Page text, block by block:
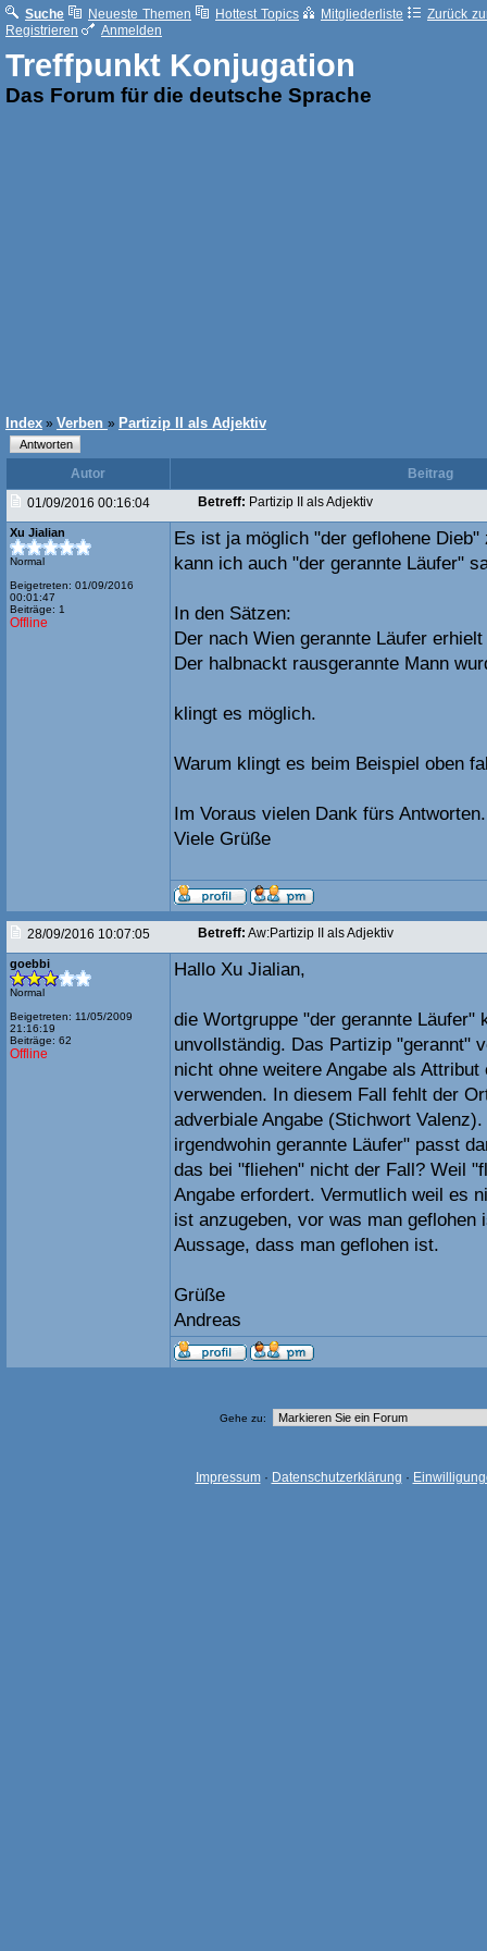
Suche Neueste Themen Hottest Topics Mitgliederliste
Zurück
Registrieren
Anmelden
Treffpunkt Konjugation
Das Forum für die deutsche Sprache
Index » Verben » Partizip II als Adjektiv
Autor
Beitrag
01/09/2016 00:16:04
Betreff: Partizip II als Adjektiv
Xu Jialian
Normal
Beigetreten: 01/09/2016
00:01:47
Beiträge: 1
Offline
Es ist ja möglich "der geflohene Dieb"
kann ich auch "der gerannte Läufer"
In den Sätzen:
Der nach Wien gerannte Läufer
Der halbnackt rausgerannte Mann
klingt es möglich.
Warum klingt es beim Beispiel oben
Im Voraus vielen Dank fürs Antworten.
Viele Grüße
28/09/2016 10:07:05 Betreff: Aw:Partizip II als Adjektiv
goebbi
Normal
Beigetreten: 11/05/2009
21:16:19
Beiträge: 62
Offline
Hallo Xu Jialian,
die Wortgruppe "der gerannte Läufer"
unvollständig. Das Partizip "gerannt"
nicht ohne weitere Angabe als
verwenden. In diesem Fall fehlt der
adverbiale Angabe (Stichwort
irgendwohin gerannte Läufer" passt
das bei "fliehen" nicht der Fall? Weil
Angabe erfordert. Vermutlich weil es
ist anzugeben, vor was man geflohen
Aussage, dass man geflohen ist.
Grüße
Andreas
Gehe zu:
Impressum· Datenschutzerklärung ·